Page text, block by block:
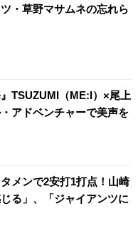
・草野マサムネの忘れら
』TSUZUMI（ME:I）×尾上
アドベンチャーで美声を
メンで2安打1打点！山崎
る」、「ジャイアンツに